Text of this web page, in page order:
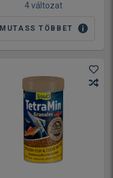
4 változat
MUTASS TÖBBET